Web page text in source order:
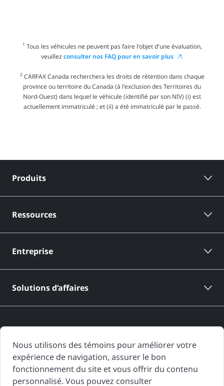
1 Tous les véhicules ne peuvent pas faire l'objet d'une évaluation,
veuillezconsulter nos FAQ pour en savoir plus .
2CARFAX Canada recherchera les droits de rétention dans chaque
province ou territoire du Canada (à l'exclusion des Territoires du
Nord-Ouest) dans lequel le véhicule (identifié par son NIV) (i) est
actuellement immatriculé ; et (ii) a été immatriculé par le passé.
Produits
Ressources
Entreprise
Solutions d’affaires
Les rapports d'historique de véhicule de CARFAX Canada sont basés
uniquement sur l'information fournie à CARFAX Canada et disponible à
Nous utilisons des témoins pour améliorer votre
expérience de navigation, assurer le bon
fonctionnement du site et vous offrir du contenu
personnalisé. Vous pouvez consulter